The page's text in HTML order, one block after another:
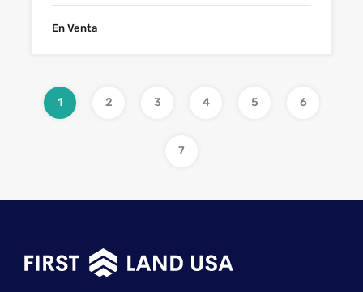
En Venta
1 2 3 4 5 6
7